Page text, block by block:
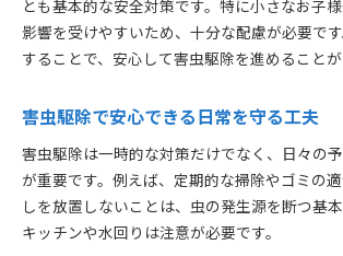
とも基本的な安全対策です。特に小さなお子
影響を受けやすいため、十分な配慮が必要で
することで、安心して害虫駆除を進めることが
害虫駆除で安心できる日常を守る工夫
害虫駆除は一時的な対策だけでなく、日々の
が重要です。例えば、定期的な掃除やゴミの
しを放置しないことは、虫の発生源を断つ基
キッチンや水回りは注意が必要です。